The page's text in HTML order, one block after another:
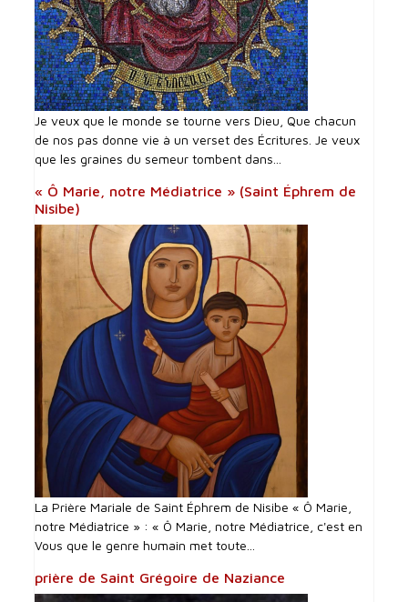
Je veux que le monde se tourne vers Dieu, Que chacun
de nos pas donne vie à un verset des Écritures. Je veux
que les graines du semeur tombent dans...
« Ô Marie, notre Médiatrice » (Saint Éphrem de
Nisibe)
La Prière Mariale de Saint Éphrem de Nisibe « Ô Marie,
notre Médiatrice » : « Ô Marie, notre Médiatrice, c'est en
Vous que le genre humain met toute...
prière de Saint Grégoire de Naziance